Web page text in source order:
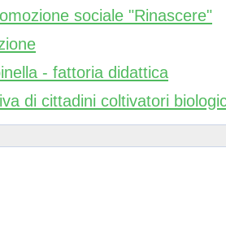
sociale "Rinascere"
- fattoria didattica
di cittadini coltivatori